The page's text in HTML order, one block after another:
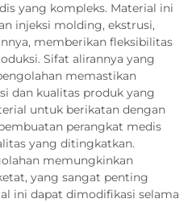
yang kompleks. Material ini
injeksi molding, ekstrusi,
memberikan fleksibilitas
Sifat alirannya yang
memastikan
dan kualitas produk yang
untuk berikatan dengan
perangkat medis
yang ditingkatkan.
memungkinkan
yang sangat penting
ini dapat dimodifikasi selama